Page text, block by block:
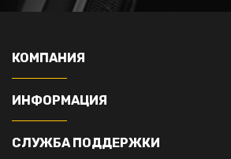
КОМПАНИЯ
ИНФОРМАЦИЯ
СЛУЖБА ПОДДЕРЖКИ